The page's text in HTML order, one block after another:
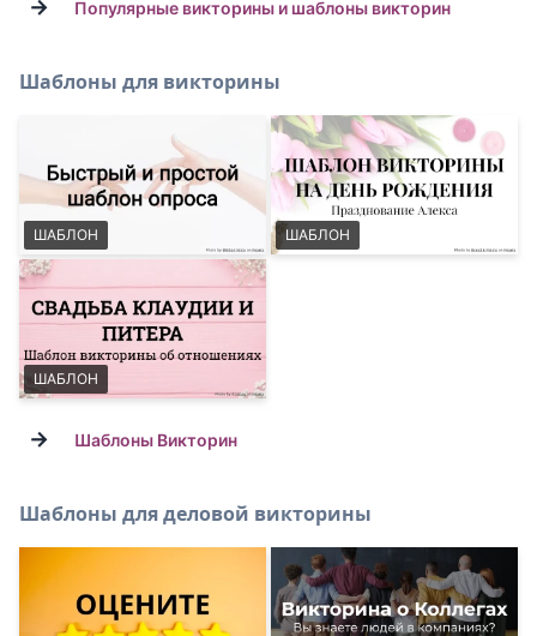
→ Популярные викторины и шаблоны викторин
Шаблоны для викторины
ШАБЛОН ШАБЛОН
ШАБЛОН
→ Шаблоны Викторин
Шаблоны для деловой викторины